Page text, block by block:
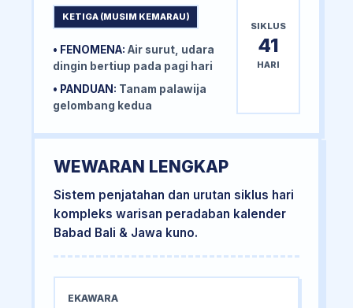
KETIGA (MUSIM KEMARAU)
• FENOMENA: Air surut, udara
dingin bertiup pada pagi hari
• PANDUAN: Tanam palawija
gelombang kedua
SIKLUS
41
HARI
WEWARAN LENGKAP
Sistem penjatahan dan urutan siklus hari
kompleks warisan peradaban kalender
Babad Bali & Jawa kuno.
EKAWARA